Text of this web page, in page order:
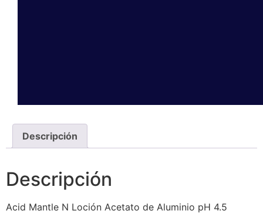
Descripción
Descripción
Acid Mantle N Loción Acetato de Aluminio pH 4.5